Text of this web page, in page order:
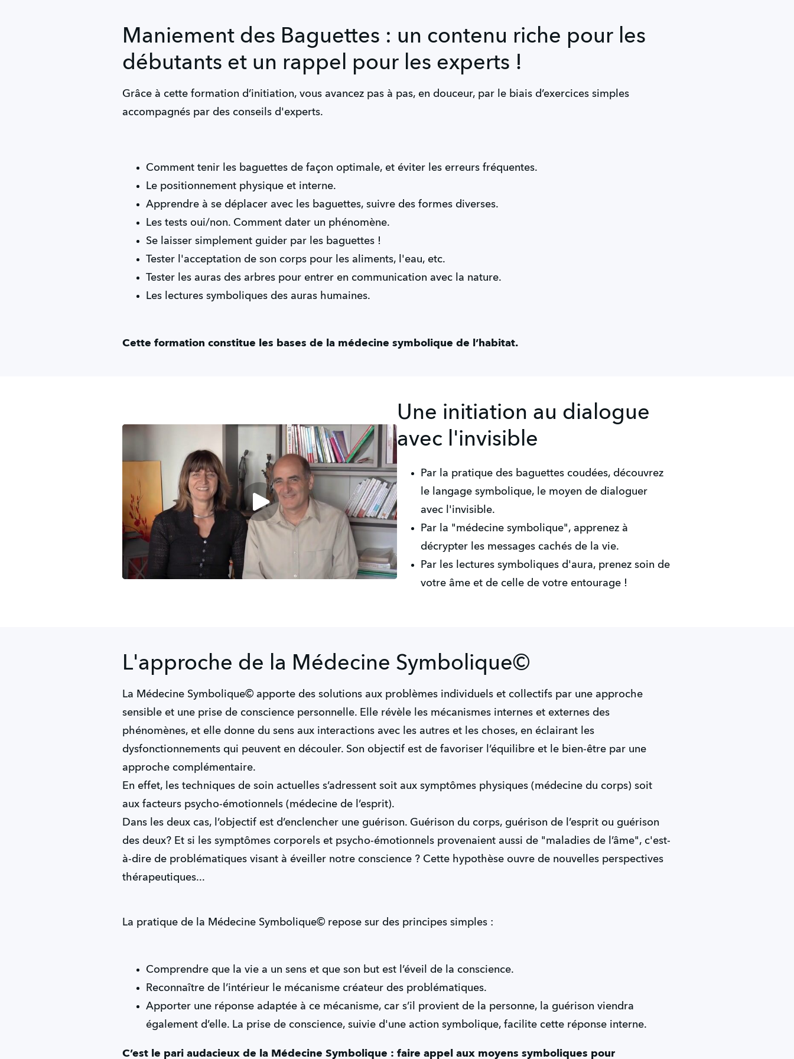
Maniement des Baguettes : un contenu riche pour les
débutants et un rappel pour les experts !
Grâce à cette formation d’initiation, vous avancez pas à pas, en douceur, par le biais d’exercices simples
accompagnés par des conseils d'experts.
Comment tenir les baguettes de façon optimale, et éviter les erreurs fréquentes.
Le positionnement physique et interne.
Apprendre à se déplacer avec les baguettes, suivre des formes diverses.
Les tests oui/non. Comment dater un phénomène.
Se laisser simplement guider par les baguettes !
Tester l'acceptation de son corps pour les aliments, l'eau, etc.
Tester les auras des arbres pour entrer en communication avec la nature.
Les lectures symboliques des auras humaines.
Cette formation constitue les bases de la médecine symbolique de l’habitat.
Une initiation au dialogue
avec l'invisible
Par la pratique des baguettes coudées, découvrez
le langage symbolique, le moyen de dialoguer
avec l'invisible.
Par la "médecine symbolique", apprenez à
décrypter les messages cachés de la vie.
Par les lectures symboliques d'aura, prenez soin de
votre âme et de celle de votre entourage !
L'approche de la Médecine Symbolique©
La Médecine Symbolique© apporte des solutions aux problèmes individuels et collectifs par une approche
sensible et une prise de conscience personnelle. Elle révèle les mécanismes internes et externes des
phénomènes, et elle donne du sens aux interactions avec les autres et les choses, en éclairant les
dysfonctionnements qui peuvent en découler. Son objectif est de favoriser l’équilibre et le bien-être par une
approche complémentaire.
En effet, les techniques de soin actuelles s’adressent soit aux symptômes physiques (médecine du corps) soit
aux facteurs psycho-émotionnels (médecine de l’esprit).
Dans les deux cas, l’objectif est d’enclencher une guérison. Guérison du corps, guérison de l’esprit ou guérison
des deux? Et si les symptômes corporels et psycho-émotionnels provenaient aussi de "maladies de l’âme", c'est-
à-dire de problématiques visant à éveiller notre conscience ? Cette hypothèse ouvre de nouvelles perspectives
thérapeutiques...
La pratique de la Médecine Symbolique© repose sur des principes simples :
Comprendre que la vie a un sens et que son but est l’éveil de la conscience.
Reconnaître de l’intérieur le mécanisme créateur des problématiques.
Apporter une réponse adaptée à ce mécanisme, car s’il provient de la personne, la guérison viendra
également d’elle. La prise de conscience, suivie d'une action symbolique, facilite cette réponse interne.
C’est le pari audacieux de la Médecine Symbolique : faire appel aux moyens symboliques pour